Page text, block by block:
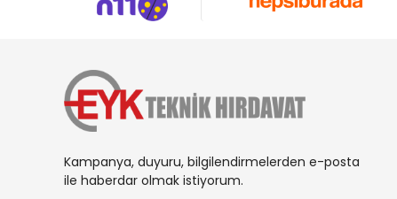
Kampanya, duyuru, bilgilendirmelerden e-posta
ile haberdar olmak istiyorum.